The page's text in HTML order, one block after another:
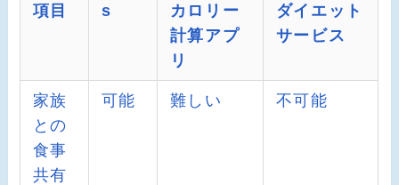
項目
s
カロリー
計算アプ
リ
ダイエット
サービス
家族
との
食事
共有
可能 難しい 不可能